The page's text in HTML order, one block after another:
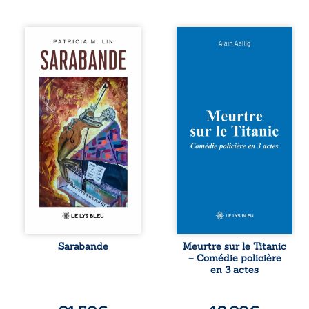
Aux chants
crépitants de l’été,
Sous le silence
ouaté de la neige
en hiver, Au cours
de nuits pâles,
Dans la clarté
bienveillante de la
lune, Rêves,
pensées, révoltes
et espoirs… Des
mots s’assemblent,
colorés, rebelles
aux règles de la
poésie, mais
chantant en
forment une
sarabande,
Sarabande
Et si le naufrage
en 1912, un
meurtre est
commis. Le drame
disparaît avec le
tard, la
l’épave fait
resurgir un secret
que l’on croyait
perdu. Dans un
Meurtre sur le Titanic
– Comédie policière
en 3 actes